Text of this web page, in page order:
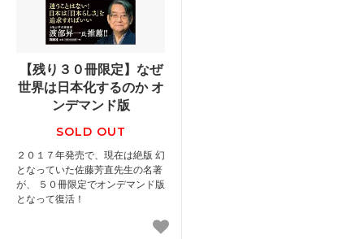
【残り３０冊限定】なぜ
世界は日本化するのか オ
ンデマンド版
SOLD OUT
２０１７年発売で、現在は絶版 幻
となっていた佐藤芳直先生の名著
が、 ５０冊限定でオンデマンド版
となって復活！